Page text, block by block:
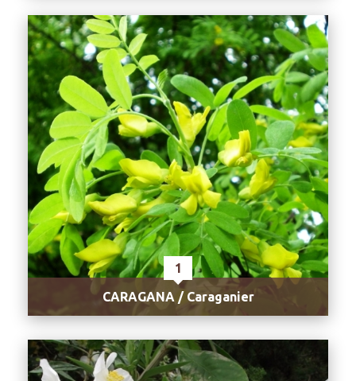
1
CARAGANA / Caraganier